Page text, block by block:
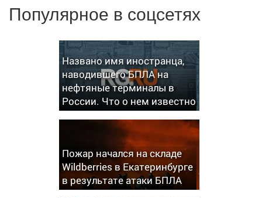
Популярное в соцсетях
Названо имя иностранца,
наводившего БПЛА на
нефтяные терминалы в
России. Что о нем известно
Пожар начался на складе
Wildberries в Екатеринбурге
в результате атаки БПЛА